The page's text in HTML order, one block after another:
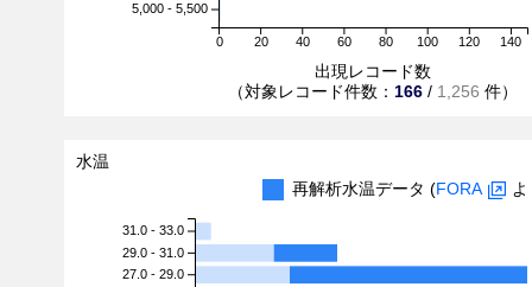
0 20 40 60 80 100 120 140
5,000 - 5,500
出現レコード数
（対象レコード件数： 166 / 1,256 件）
水温
再解析水温データ (FORA
31.0 - 33.0
29.0 - 31.0
27.0 - 29.0